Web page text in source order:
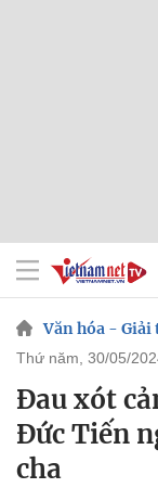
Văn hóa -
thứ năm, 30/05/
Đau xót
Đức Tiến
cha